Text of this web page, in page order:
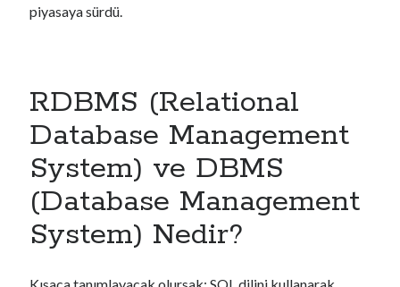
Şubat 2024
Şubat 2021
Nisan 2020
Temmuz 2018
Nisan 2018
Mart 2018
Şubat 2018
Ocak 2018
piyasaya sürdü.
RDBMS (Relational
Database Management
System) ve DBMS
(Database Management
System) Nedir?